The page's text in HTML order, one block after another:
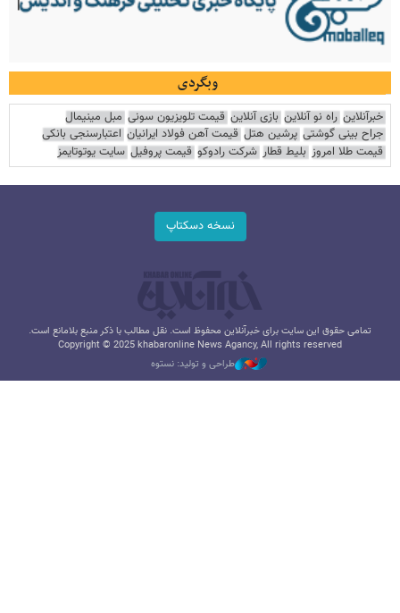
وبگردی
خبرآنلاین راه نو آنلاین بازی آنلاین قیمت تلویزیون سونی مبل مینیمال
جراح بینی گوشتی پرشین هتل قیمت آهن فولاد ایرانیان اعتبارسنجی بانکی
قیمت طلا امروز بلیط قطار شرکت رادوکو قیمت پروفیل سایت یوتوتایمز
نسخه دسکتاپ
تمامی حقوق این سایت برای خبرآنلاین محفوظ است. نقل مطالب با ذکر منبع بلامانع است.
Copyright © 2025 khabaronline News Agancy, All rights reserved
طراحی و تولید: نستوه